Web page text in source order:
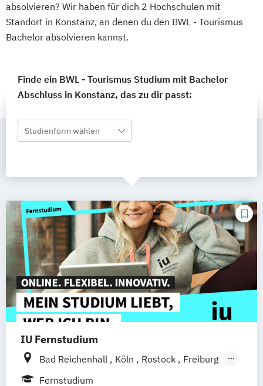
absolvieren? Wir haben für dich 2 Hochschulen mit
Standort in Konstanz, an denen du den BWL - Tourismus
Bachelor absolvieren kannst.
Finde ein BWL - Tourismus Studium mit Bachelor
Abschluss in Konstanz, das zu dir passt:
Studienform wählen
IU Fernstudium
Bad Reichenhall Köln Rostock
Freiburg
Kiel
Frankfurt am Main
Fernstudium